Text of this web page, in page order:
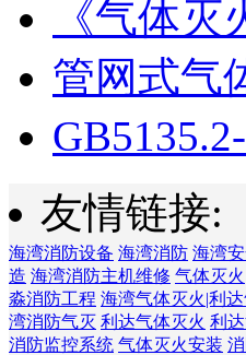
《气体灭
管网式气
友情链接:
海湾消防设备 海湾消防 海湾
造 海湾消防主机维修 气体灭火
淼消防工程 海湾气体灭火|利
湾消防气灭 利达气体灭火 利
消防监控系统 气体灭火安装